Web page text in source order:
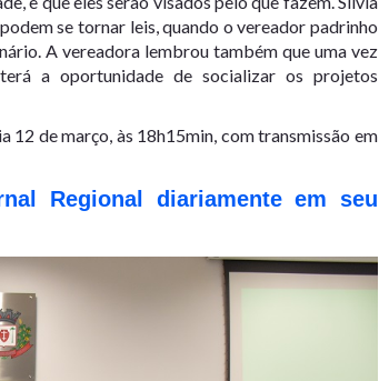
se tornar leis, quando o vereador padrinho
A vereadora lembrou também que uma vez
a oportunidade de socializar os projetos
12 de março, às 18h15min, com transmissão em
Regional diariamente em seu